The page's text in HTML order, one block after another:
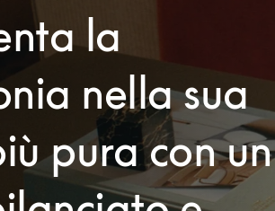
la
nella sua
pura con un